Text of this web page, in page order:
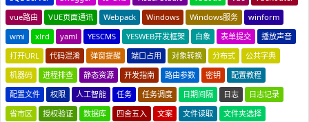
vue路由
VUE页面通讯 Webpack Windows Windows服务
winform
wmi
xlrd yaml YESCMS YESWEB开发框架 白象 表单提交
播放声音
打开URL
代码混淆 弹窗提醒 端口占用 对象转换 分布式
公共字典
机器码
进程排查 静态资源 开发指南 路由参数 密钥
配置教程
配置文件
权限 人工智能 任务 任务调度 日期间隔 日志
日志记录
省市区
授权验证 数据库 四舍五入 文案 文件读取
文件夹选择